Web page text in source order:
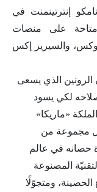
إنترتينمنت في
2022، وهي متاحة على منصات
5، والإكس بوكس، والسيريز إكس
الذي يسعى
لكي يسود
«ماريكا»
مجموعة من
حصانه في عالم
المصنوعة
الحصينة، ومتجوّلًا